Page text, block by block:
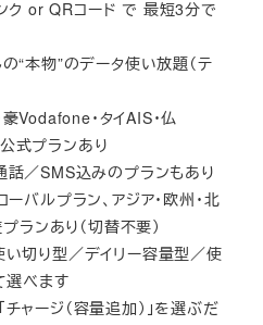
ク or QRコード で 最短3分で
“本物”のデータ使い放題（テ
Vodafone・タイAIS・仏
式プランあり
話／SMS込みのプランもあり
バルプラン、アジア・欧州・北
ランあり（切替不要）
い切り型／デイリー容量型／使
選べます
ャージ（容量追加）」を選ぶだ